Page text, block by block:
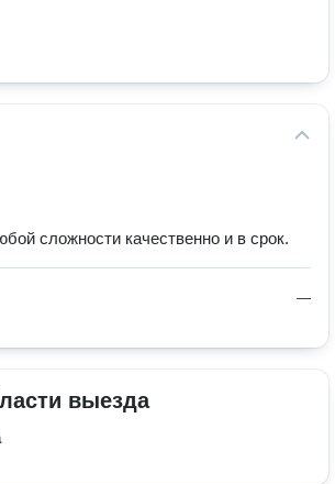
сложности качественно и в срок.
—
выезда